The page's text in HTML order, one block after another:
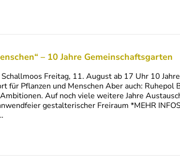
– 10 Jahre Gemeinschaftsgarten
Freitag, 11. August ab 17 Uhr 10 Jahre
für Pflanzen und Menschen Aber auch: Ruhepol
Auf noch viele weitere Jahre
gestalterischer Freiraum *MEHR